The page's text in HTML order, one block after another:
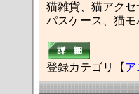
猫雑貨、猫アク
パスケース、猫
登録カテゴリ【 ア